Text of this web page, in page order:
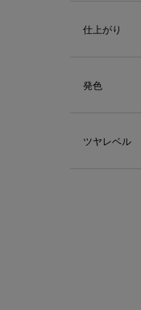
仕上がり
発色
ツヤレベル